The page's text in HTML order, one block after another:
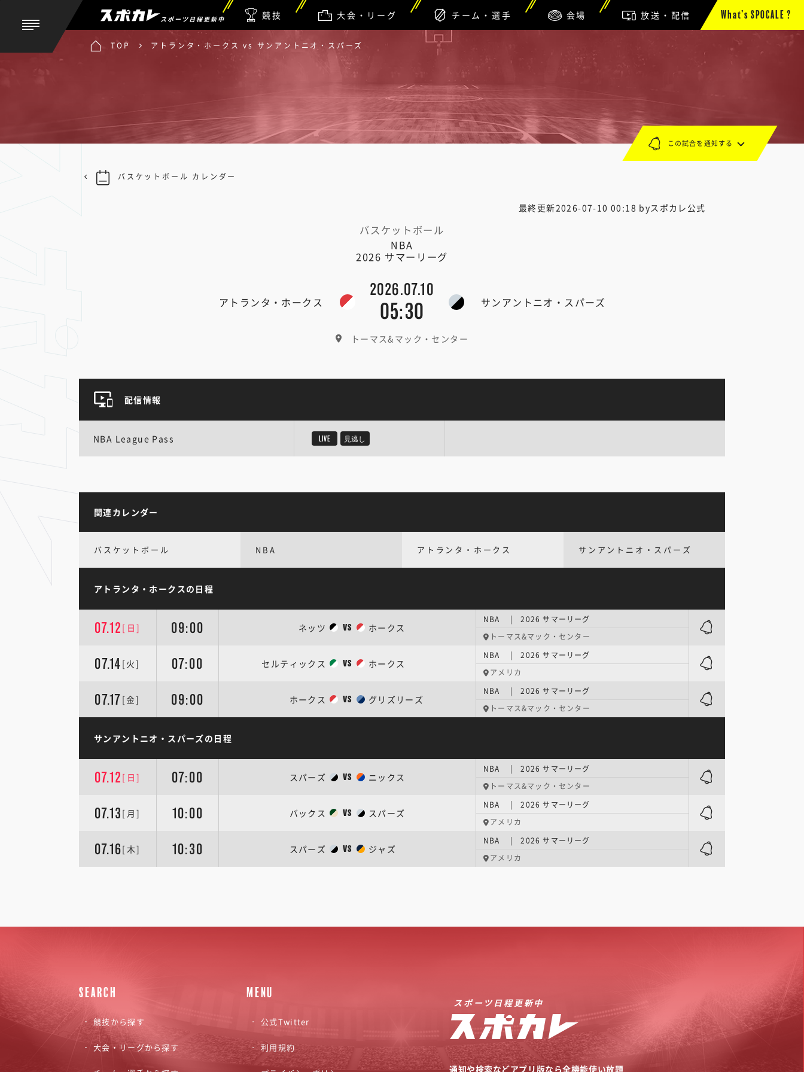
スポーツ日程更新中 競技 大会・リーグ チーム・選手 会場 放送・配信 What’s SPOCALE ?
TOP アトランタ・ホークス vs サンアントニオ・スパーズ
最終更新2026-07-10 00:18 byスポカレ公式
バスケットボール
NBA
2026 サマーリーグ
アトランタ・ホークス
2026.07.10
05:30 サンアントニオ・スパーズ
トーマス&マック・センター
この試合を通知する
バスケットボール カレンダー
配信情報
NBA League Pass LIVE 見逃し
関連カレンダー
バスケットボール NBA アトランタ・ホークス サンアントニオ・スパーズ
アトランタ・ホークスの日程
07.12 [日] 09:00 ネッツ VS ホークス
NBA | 2026 サマーリーグ
トーマス&マック・センター
07.14 [火] 07:00 セルティックス VS ホークス
NBA | 2026 サマーリーグ
アメリカ
07.17 [金] 09:00 ホークス VS グリズリーズ
NBA | 2026 サマーリーグ
トーマス&マック・センター
サンアントニオ・スパーズの日程
07.12 [日] 07:00 スパーズ VS ニックス
NBA | 2026 サマーリーグ
トーマス&マック・センター
07.13 [月] 10:00 バックス VS スパーズ
NBA | 2026 サマーリーグ
アメリカ
07.16[木] 10:30 スパーズ VS ジャズ
NBA | 2026 サマーリーグ
アメリカ
SEARCH
競技から探す
大会・リーグから探す
MENU
公式Twitter
利用規約
スポーツ日程更新中
通知や検索などアプリ版なら全機能使い放題